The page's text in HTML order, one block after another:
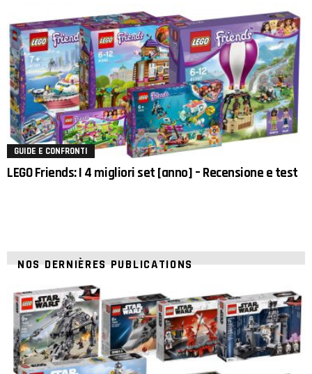
GUIDE E CONFRONTI
LEGO Friends: I 4 migliori set [anno] – Recensione e test
NOS DERNIÈRES PUBLICATIONS